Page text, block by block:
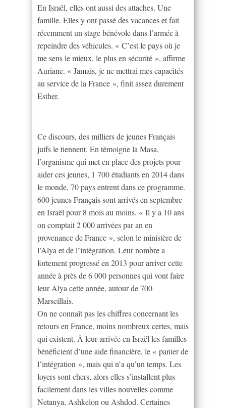
En Israël, elles ont aussi des attaches. Une
famille. Elles y ont passé des vacances et fait
récemment un stage bénévole dans l’armée à
repeindre des véhicules. « C’est le pays où je
me sens le mieux, le plus en sécurité », affirme
Auriane. « Jamais, je ne mettrai mes capacités
au service de la France », finit assez durement
Esther.
Ce discours, des milliers de jeunes Français
juifs le tiennent. En témoigne la Masa,
l’organisme qui met en place des projets pour
aider ces jeunes, 1 700 étudiants en 2014 dans
le monde, 70 pays entrent dans ce programme.
600 jeunes Français sont arrivés en septembre
en Israël pour 8 mois au moins. « Il y a 10 ans
on comptait 2 000 arrivées par an en
provenance de France », selon le ministère de
l’Alya et de l’intégration. Leur nombre a
fortement progressé en 2013 pour arriver cette
année à près de 6 000 personnes qui vont faire
leur Alya cette année, autour de 700
Marseillais.
On ne connaît pas les chiffres concernant les
retours en France, moins nombreux certes, mais
qui existent. À leur arrivée en Israël les familles
bénéficient d’une aide financière, le « panier de
l’intégration », mais qui n’a qu’un temps. Les
loyers sont chers, alors elles s’installent plus
facilement dans les villes nouvelles comme
Netanya, Ashkelon ou Ashdod. Certaines